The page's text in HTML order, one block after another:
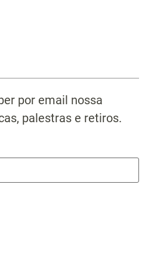
por email nossa
palestras e retiros.